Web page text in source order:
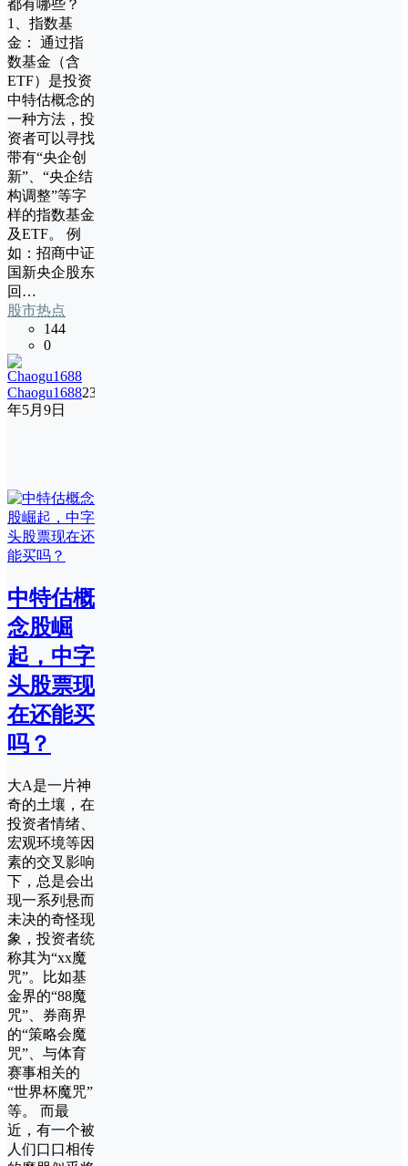
都有哪些？
1、指数基
金： 通过指
数基金（含
ETF）是投资
中特估概念的
一种方法，投
资者可以寻找
带有“央企创
新”、“央企结
构调整”等字
样的指数基金
及ETF。 例
如：招商中证
国新央企股东
回…
股市热点
144
0
Chaogu168823
年5月9日
中特估概
念股崛
起，中字
头股票现
在还能买
吗？
大A是一片神
奇的土壤，在
投资者情绪、
宏观环境等因
素的交叉影响
下，总是会出
现一系列悬而
未决的奇怪现
象，投资者统
称其为“xx魔
咒”。比如基
金界的“88魔
咒”、券商界
的“策略会魔
咒”、与体育
赛事相关的
“世界杯魔咒”
等。 而最
近，有一个被
人们口口相传